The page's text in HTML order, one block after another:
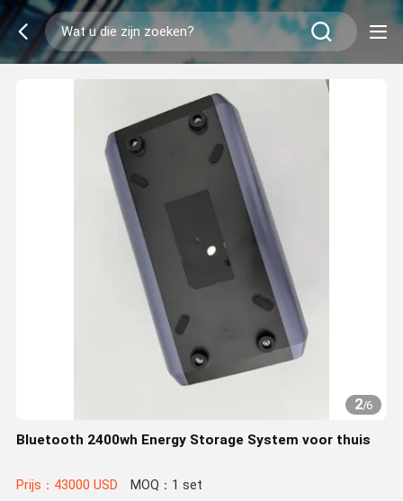
2/6
Bluetooth 2400wh Energy Storage System voor thuis
Prijs：43000 USD MOQ：1 set